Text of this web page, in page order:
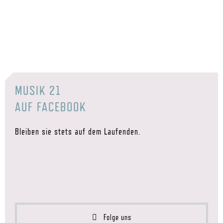
MUSIK 21
AUF FACEBOOK
Bleiben sie stets auf dem Laufenden.
Folge uns